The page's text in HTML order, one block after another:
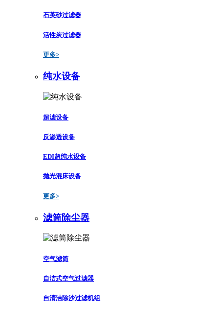
石英砂过滤器
活性炭过滤器
更多>
纯水设备
超滤设备
反渗透设备
EDI超纯水设备
抛光混床设备
更多>
滤筒除尘器
空气滤筒
自洁式空气过滤器
自清洁除沙过滤机组